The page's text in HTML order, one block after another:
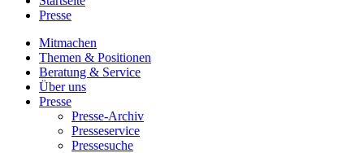
Presse
Mitmachen
Themen & Positionen
Beratung & Service
Über uns
Presse
Presse-Archiv
Presseservice
Pressesuche